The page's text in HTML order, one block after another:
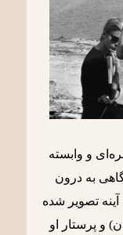
و وابسته
به درون
تصویر شده
و پرستار او